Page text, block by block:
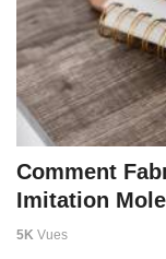
Comment
Imitation
5K Vues